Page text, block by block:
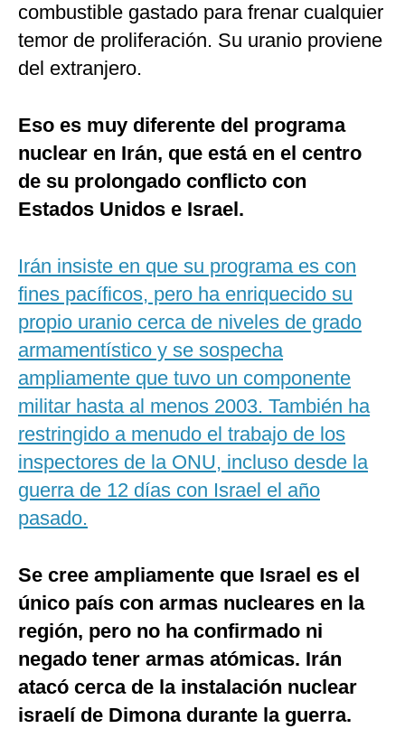
combustible gastado para frenar cualquier
temor de proliferación. Su uranio proviene
del extranjero.
Eso es muy diferente del programa
nuclear en Irán, que está en el centro
de su prolongado conflicto con
Estados Unidos e Israel.
Irán insiste en que su programa es con
fines pacíficos, pero ha enriquecido su
propio uranio cerca de niveles de grado
armamentístico y se sospecha
ampliamente que tuvo un componente
militar hasta al menos 2003. También ha
restringido a menudo el trabajo de los
inspectores de la ONU, incluso desde la
guerra de 12 días con Israel el año
pasado.
Se cree ampliamente que Israel es el
único país con armas nucleares en la
región, pero no ha confirmado ni
negado tener armas atómicas. Irán
atacó cerca de la instalación nuclear
israelí de Dimona durante la guerra.